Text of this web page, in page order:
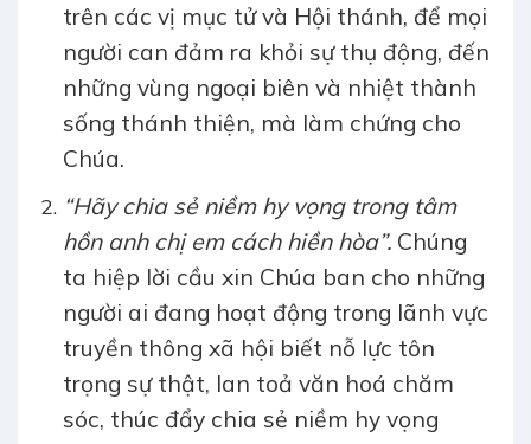
trên các vị mục tử và Hội thánh, để mọi
người can đảm ra khỏi sự thụ động, đến
những vùng ngoại biên và nhiệt thành
sống thánh thiện, mà làm chứng cho
Chúa.
“Hãy chia sẻ niềm hy vọng trong tâm
hồn anh chị em cách hiền hòa”.Chúng
ta hiệp lời cầu xin Chúa ban cho những
người ai đang hoạt động trong lãnh vực
truyền thông xã hội biết nỗ lực tôn
trọng sự thật, lan toả văn hoá chăm
sóc, thúc đẩy chia sẻ niềm hy vọng